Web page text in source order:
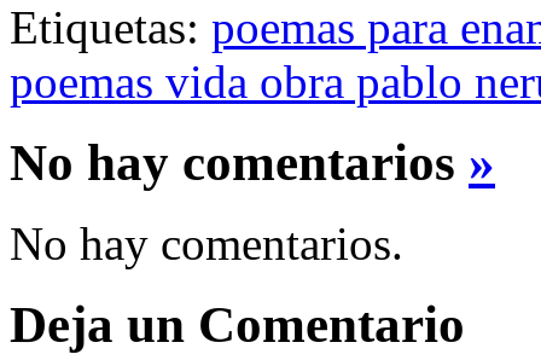
Etiquetas: poemas para
poemas vida obra pablo
No hay comentarios »
No hay comentarios.
Deja un Comentario